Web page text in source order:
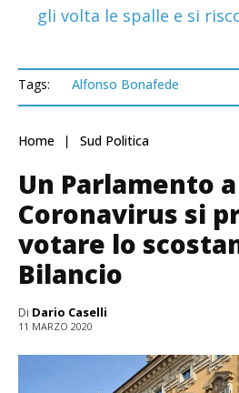
gli volta le spalle e si
Tags: Alfonso Bonafede
Home Sud Politica
Un Parlamento
Coronavirus si
votare lo
Bilancio
Di Dario Caselli
11 MARZO 2020